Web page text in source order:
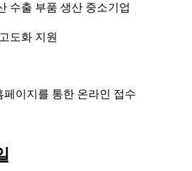
수출 부품 생산 중소기업
도화 지원
페이지를 통한 온라인 접수